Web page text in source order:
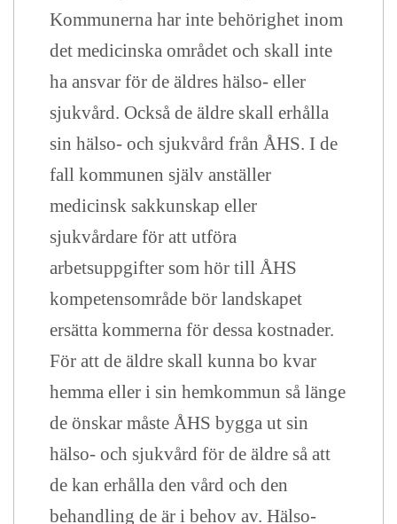
Kommunerna har inte behörighet inom
det medicinska området och skall inte
ha ansvar för de äldres hälso- eller
sjukvård. Också de äldre skall erhålla
sin hälso- och sjukvård från ÅHS. I de
fall kommunen själv anställer
medicinsk sakkunskap eller
sjukvårdare för att utföra
arbetsuppgifter som hör till ÅHS
kompetensområde bör landskapet
ersätta kommerna för dessa kostnader.
För att de äldre skall kunna bo kvar
hemma eller i sin hemkommun så länge
de önskar måste ÅHS bygga ut sin
hälso- och sjukvård för de äldre så att
de kan erhålla den vård och den
behandling de är i behov av. Hälso-